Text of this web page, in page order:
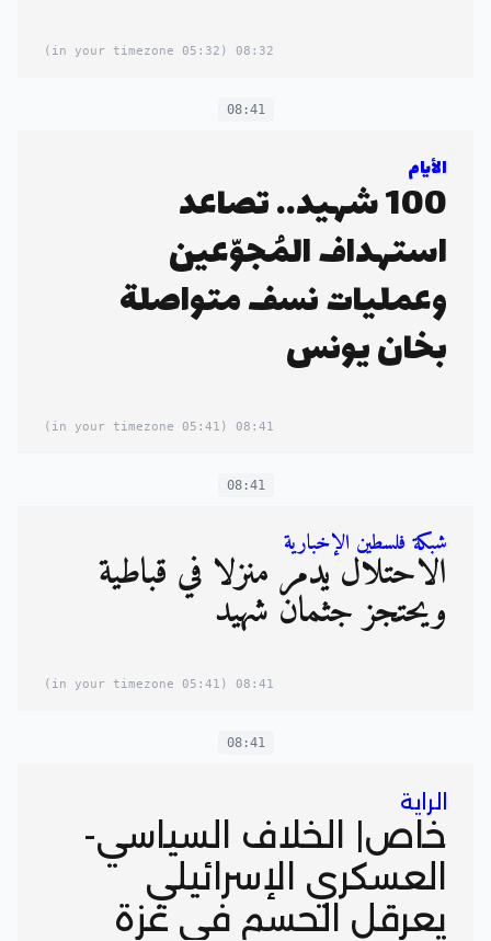
08:32
(05:32 in your timezone)
08:41
الأيام
100 شهيد.. تصاعد
استهداف المُجوّعين
وعمليات نسف متواصلة
بخان يونس
08:41
(05:41 in your timezone)
08:41
شبكة فلسطين الإخبارية
الاحتلال يدمر منزلا في قباطية
ويحتجز جثمان شهيد
08:41
(05:41 in your timezone)
08:41
الراية
خاص| الخلاف السياسي-
العسكري الإسرائيلي
يعرقل الحسم في غزة